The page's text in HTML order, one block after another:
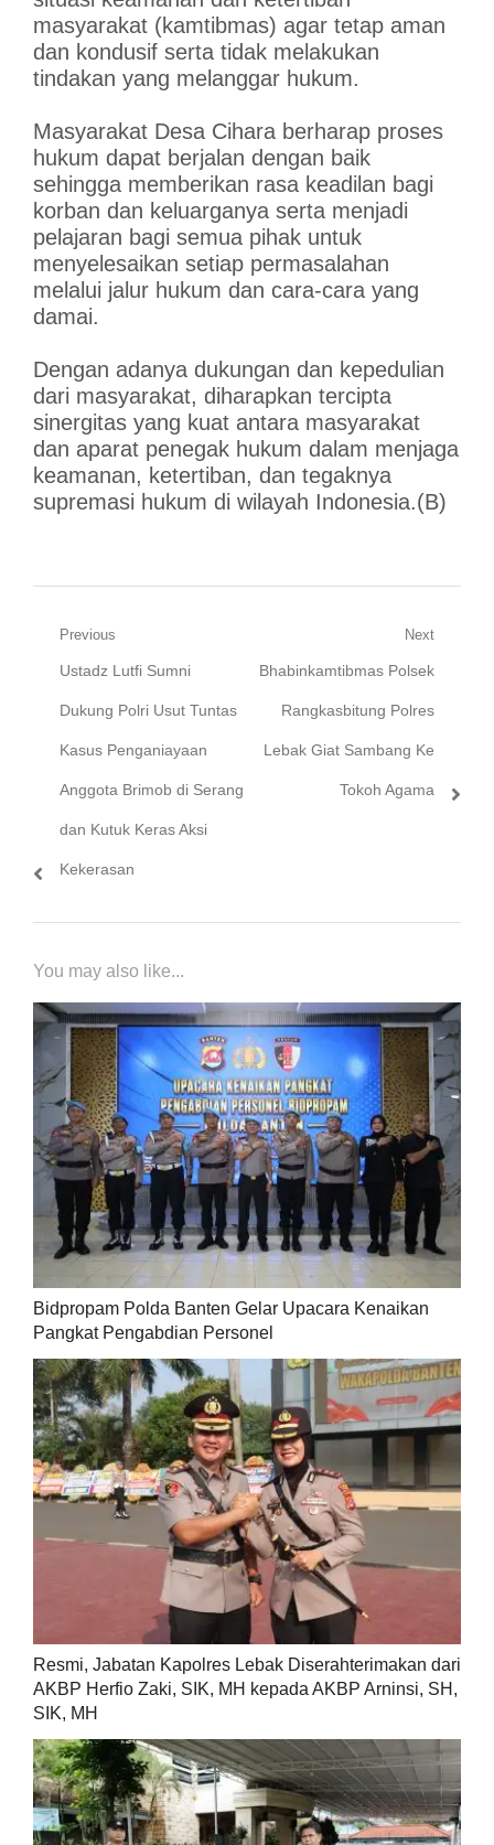
masyarakat (kamtibmas) agar tetap aman
dan kondusif serta tidak melakukan
tindakan yang melanggar hukum.
Masyarakat Desa Cihara berharap proses
hukum dapat berjalan dengan baik
sehingga memberikan rasa keadilan bagi
korban dan keluarganya serta menjadi
pelajaran bagi semua pihak untuk
menyelesaikan setiap permasalahan
melalui jalur hukum dan cara-cara yang
damai.
Dengan adanya dukungan dan kepedulian
dari masyarakat, diharapkan tercipta
sinergitas yang kuat antara masyarakat
dan aparat penegak hukum dalam menjaga
keamanan, ketertiban, dan tegaknya
supremasi hukum di wilayah Indonesia.(B)
Navigasi
pos
Previous
Previous
post:
Ustadz Lutfi Sumni
Dukung Polri Usut Tuntas
Kasus Penganiayaan
Anggota Brimob di Serang
dan Kutuk Keras Aksi
Kekerasan
Next
Next
post:
Bhabinkamtibmas Polsek
Rangkasbitung Polres
Lebak Giat Sambang Ke
Tokoh Agama
You may also like...
Bidpropam Polda Banten Gelar Upacara Kenaikan
Pangkat Pengabdian Personel
Resmi, Jabatan Kapolres Lebak Diserahterimakan dari
AKBP Herfio Zaki, SIK, MH kepada AKBP Arninsi, SH,
SIK, MH